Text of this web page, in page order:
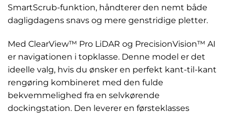
SmartScrub-funktion, håndterer den nemt både
dagligdagens snavs og mere genstridige pletter.
Med ClearView™ Pro LiDAR og PrecisionVision™ AI
er navigationen i topklasse. Denne model er det
ideelle valg, hvis du ønsker en perfekt kant-til-kant
rengøring kombineret med den fulde
bekvemmelighed fra en selvkørende
dockingstation. Den leverer en førsteklasses